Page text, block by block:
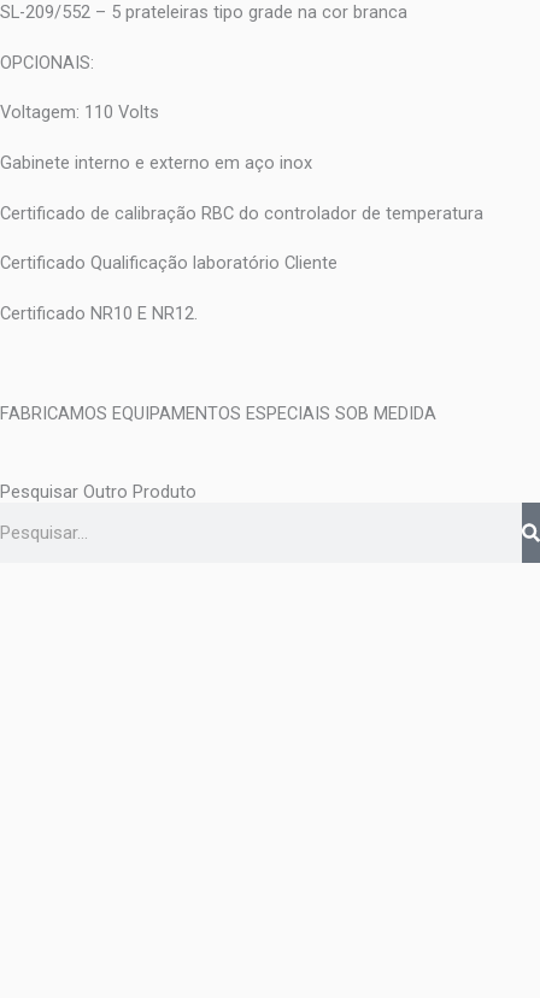
SL-209/552 – 5 prateleiras tipo grade na cor branca
OPCIONAIS:
Voltagem: 110 Volts
Gabinete interno e externo em aço inox
Certificado de calibração RBC do controlador de temperatura
Certificado Qualificação laboratório Cliente
Certificado NR10 E NR12.
FABRICAMOS EQUIPAMENTOS ESPECIAIS SOB MEDIDA
Pesquisar Outro Produto